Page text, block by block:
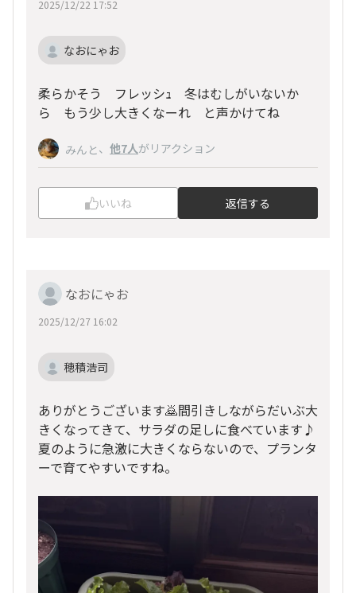
2025/12/22 17:52
なおにゃお
柔らかそう フレッシｭ 冬はむしがいないか
ら もう少し大きくなーれ と声かけてね
みんと、 他7人がリアクション
いいね 返信する
なおにゃお
2025/12/27 16:02
穂積浩司
ありがとうございます🙇間引きしながらだいぶ大
きくなってきて、サラダの足しに食べています♪
夏のように急激に大きくならないので、プランタ
ーで育てやすいですね。